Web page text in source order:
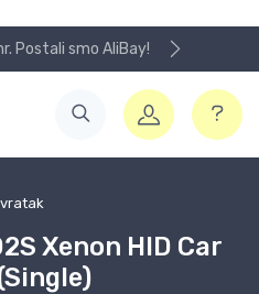
Postali smo AliBay!
Xenon HID Car